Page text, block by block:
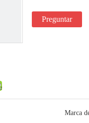
Preguntar
Marca